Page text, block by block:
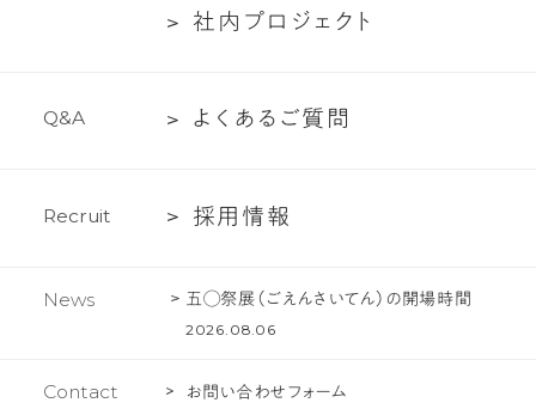
ー
文
社
ロ
ク
社 内 プロ ジ ェ ク ト
Q&A
よ
る
問
よ く あ る ご質 問
Recruit
採 採用 情報
News 五◯祭展（ごえんさいてん）の開場時間
2026.08.06
Contact お問い合わせフォーム